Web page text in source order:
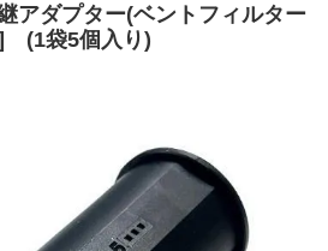
アダプター(ベントフィルター
(1袋5個入り)